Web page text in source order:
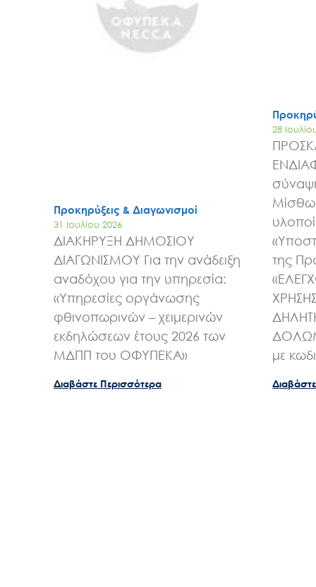
Προκηρύξεις & Διαγωνισμοί
31 Ιουλίου 2026
ΔΙΑΚΗΡΥΞΗ ΔΗΜΟΣΙΟΥ
ΔΙΑΓΩΝΙΣΜΟΥ Για την ανάδειξη
αναδόχου για την υπηρεσία:
«Υπηρεσίες οργάνωσης
φθινοπωρινών – χειμερινών
εκδηλώσεων έτους 2026 των
ΜΔΠΠ του ΟΦΥΠΕΚΑ»
Διαβάστε Περισσότερα
28
της
με